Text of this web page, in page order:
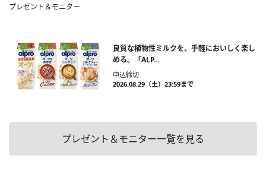
プレゼント＆モニター
良質な植物性ミルクを、手軽においしく楽し
める。「ALP...
申込締切
2026.08.29（土）23:59まで
プレゼント＆モニター一覧を見る